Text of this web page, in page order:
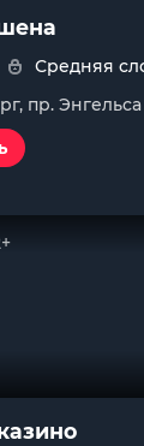
Средняя
пр.